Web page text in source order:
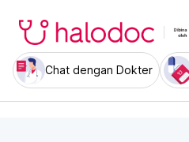
Chat dengan Dokter